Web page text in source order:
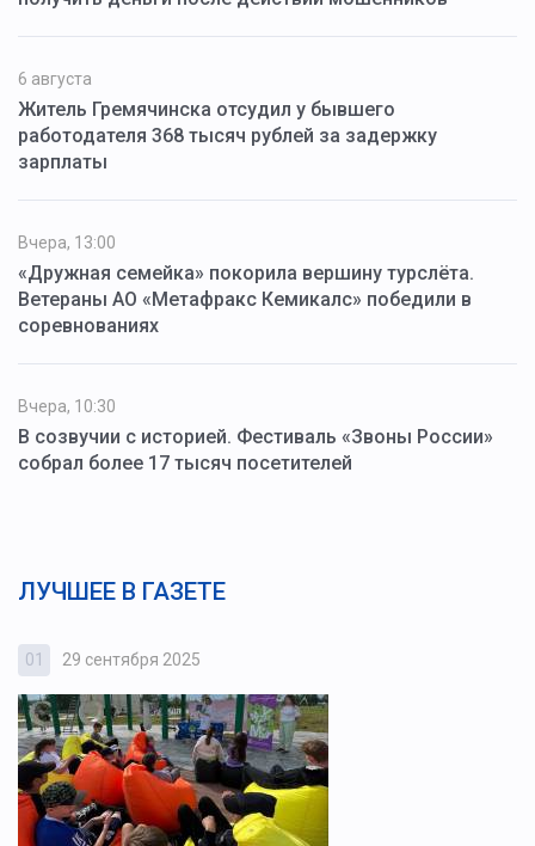
6 августа
Житель Гремячинска отсудил у бывшего
работодателя 368 тысяч рублей за задержку
зарплаты
Вчера, 13:00
«Дружная семейка» покорила вершину турслёта.
Ветераны АО «Метафракс Кемикалс» победили в
соревнованиях
Вчера, 10:30
В созвучии с историей. Фестиваль «Звоны России»
собрал более 17 тысяч посетителей
ЛУЧШЕЕ В ГАЗЕТЕ
01 29 сентября 2025